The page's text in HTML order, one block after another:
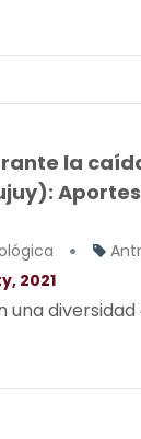
la
2021
una